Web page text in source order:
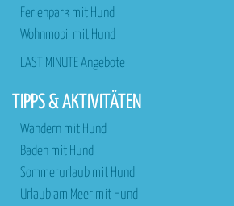
Ferienpark mit Hund
Wohnmobil mit Hund
LAST MINUTE Angebote
TIPPS & AKTIVITÄTEN
Wandern mit Hund
Baden mit Hund
Sommerurlaub mit Hund
Urlaub am Meer mit Hund